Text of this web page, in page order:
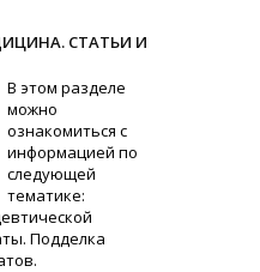
СТАТЬИ И
В этом разделе
можно
ознакомиться с
информацией по
следующей
тематике:
Подделка